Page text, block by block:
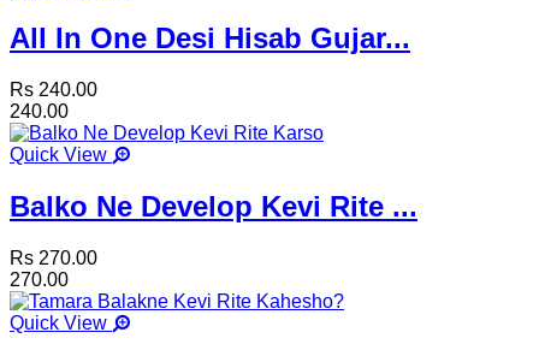
All In One Desi Hisab Gujar...
Rs 240.00
240.00
Quick View
Balko Ne Develop Kevi Rite ...
Rs 270.00
270.00
Quick View